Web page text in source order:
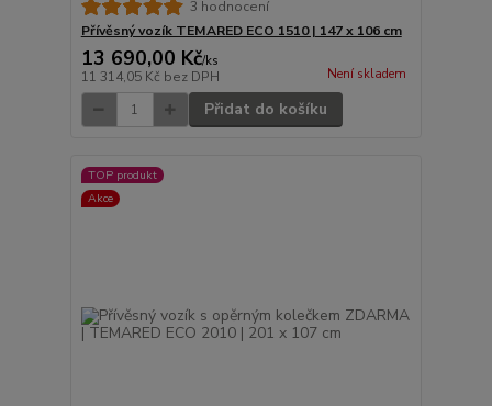
3 hodnocení
Přívěsný vozík TEMARED ECO 1510 | 147 x 106 cm
13 690,00 Kč/ks
11 314,05 Kč bez DPH Není skladem
Přidat do košíku
TOP produkt
Akce